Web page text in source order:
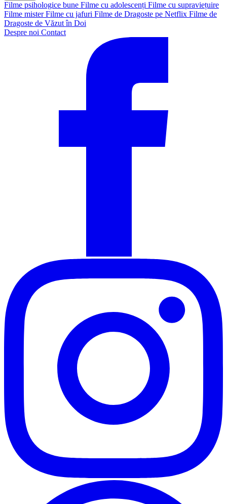
Filme psihologice bune Filme cu adolescenți Filme cu supraviețuire
Filme mister Filme cu jafuri Filme de Dragoste pe Netflix Filme de
Dragoste de Văzut în Doi
Despre noi Contact